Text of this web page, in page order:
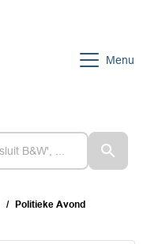
Menu
Politieke Avond